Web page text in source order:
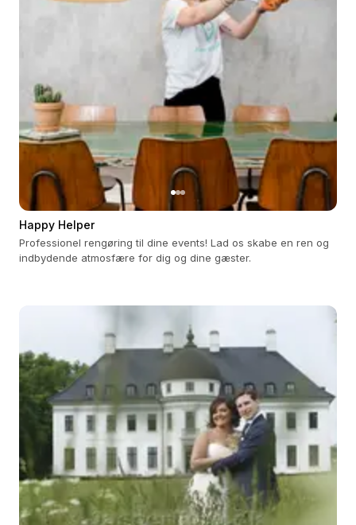
Happy Helper
Professionel rengøring til dine events! Lad os skabe en ren og
indbydende atmosfære for dig og dine gæster.